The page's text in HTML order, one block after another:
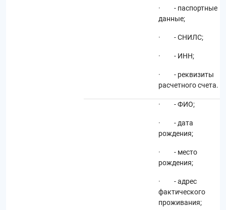
· - паспортные
данные;
· - СНИЛС;
· - ИНН;
· - реквизиты
расчетного счета.
· - ФИО;
· - дата
рождения;
· - место
рождения;
· - адрес
фактического
проживания;